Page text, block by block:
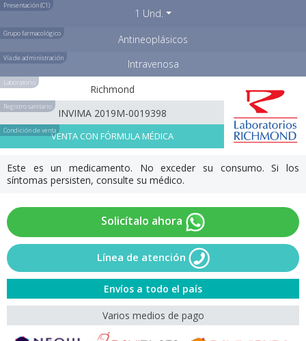
Presentación (C1)
1 Und.
Grupo farmacológico Antineoplásicos
Vía de administración Intravenosa
Laboratorio
Richmond
Registro sanitario
INVIMA 2019M-0019398
Condición de ventaVENTA CON FÓRMULA MÉDICA
Este es un medicamento. No exceder su consumo. Si los
síntomas persisten, consulte su médico.
Solicítalo ahora
Línea de atención
Envíos a todo el país
Varios medios de pago